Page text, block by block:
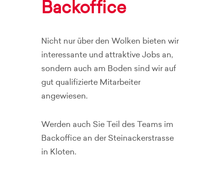
Backoffice
Nicht nur über den Wolken bieten wir
interessante und attraktive Jobs an,
sondern auch am Boden sind wir auf
gut qualifizierte Mitarbeiter
angewiesen.
Werden auch Sie Teil des Teams im
Backoffice an der Steinackerstrasse
in Kloten.